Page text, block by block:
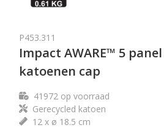
P453.311
Impact AWARE™ 5
katoenen cap
41972op voorraad
Gerecycled katoen
12 x ø 18.5 cm